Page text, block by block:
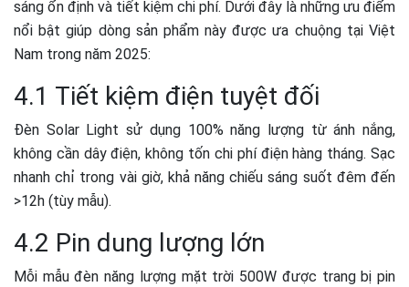
sáng ổn định và tiết kiệm chi phí. Dưới đây là những ưu điểm
nổi bật giúp dòng sản phẩm này được ưa chuộng tại Việt
Nam trong năm 2025:
4.1 Tiết kiệm điện tuyệt đối
Đèn Solar Lightsử dụng 100% năng lượng từ ánh nắng,
không cần dây điện, không tốn chi phí điện hàng tháng. Sạc
nhanh chỉ trong vài giờ, khả năng chiếu sáng suốt đêm đến
>12h (tùy mẫu).
4.2 Pin dung lượng lớn
Mỗi mẫu đèn năng lượng mặt trời 500W được trang bị pin